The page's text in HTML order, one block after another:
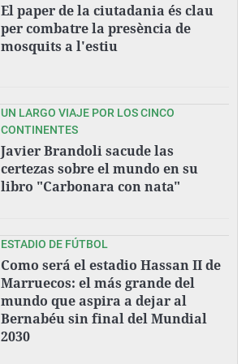
El paper de la ciutadania és clau
per combatre la presència de
mosquits a l'estiu
UN LARGO VIAJE POR LOS CINCO
CONTINENTES
Javier Brandoli sacude las
certezas sobre el mundo en su
libro "Carbonara con nata"
ESTADIO DE FÚTBOL
Como será el estadio Hassan II de
Marruecos: el más grande del
mundo que aspira a dejar al
Bernabéu sin final del Mundial
2030